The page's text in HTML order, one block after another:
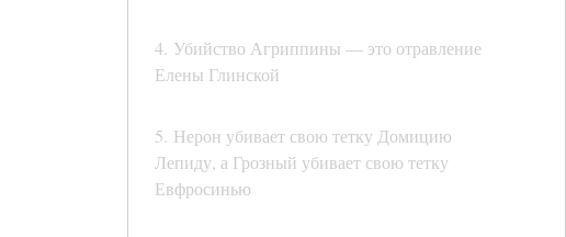
4. Убийство Агриппины — это отравление
Елены Глинской
5. Нерон убивает свою тетку Домицию
Лепиду, а Грозный убивает свою тетку
Евфросинью